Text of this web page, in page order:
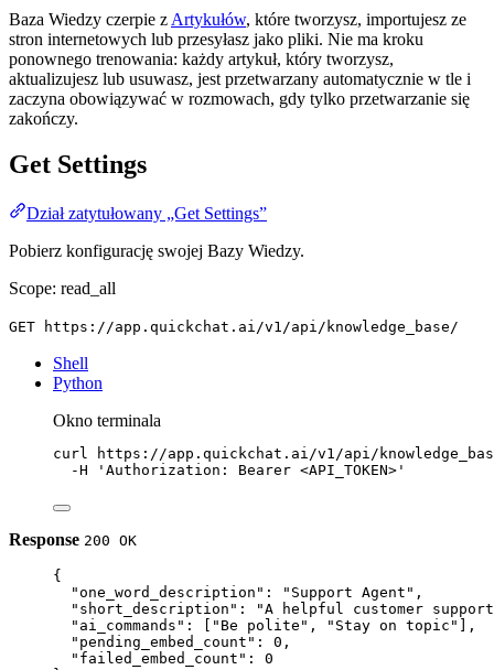
Baza Wiedzy czerpie z Artykułów, które tworzysz, importujesz ze
stron internetowych lub przesyłasz jako pliki. Nie ma kroku
ponownego trenowania: każdy artykuł, który tworzysz,
aktualizujesz lub usuwasz, jest przetwarzany automatycznie w tle i
zaczyna obowiązywać w rozmowach, gdy tylko przetwarzanie się
zakończy.
Get Settings
Dział zatytułowany „Get Settings”
Pobierz konfigurację swojej Bazy Wiedzy.
Scope: read_all
GET https://app.quickchat.ai/v1/api/knowledge_base/
Shell
Python
Okno terminala
curl
https://app.quickchat.ai/v1/api/
-H
'Authorization: Bearer <API_TOKEN>'
Response 200 OK
{
"one_word_description" : "Support Agent" ,
"short_description" :
"A helpful customer
"ai_commands" : [ "Be polite" , "Stay on topic"
],
"pending_embed_count" : 0 ,
"failed_embed_count" : 0